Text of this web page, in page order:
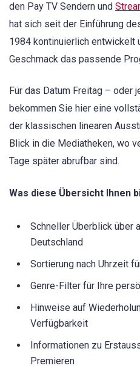
den Pay TV Sendern und
hat sich seit der Einführung
1984 kontinuierlich entwickelt
Geschmack das passende
Für das Datum Freitag – oder
bekommen Sie hier eine
der klassischen linearen
Blick in die Mediatheken, wo
Tage später abrufbar sind.
Was diese Übersicht Ihnen
Schneller Überblick über
Deutschland
Sortierung nach Uhrzeit
Genre-Filter für Ihre
Hinweise auf
Verfügbarkeit
Informationen zu
Premieren